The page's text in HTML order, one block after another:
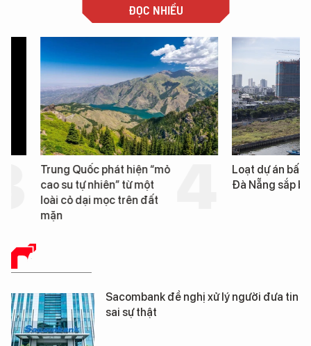
ĐỌC NHIỀU
Trung Quốc phát hiện “mỏ
cao su tự nhiên” từ một
loài cỏ dại mọc trên đất
Loạt dự án bất động
Đà Nẵng sắp bị kiểm
BÁO CHÍ SỐ
Sacombank đề nghị xử lý người đưa tin
sai sự thật